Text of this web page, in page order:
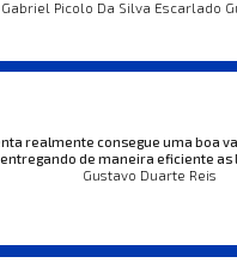
Gabriel Picolo Da Silva Escarlado
realmente consegue uma boa
entregando de maneira eficiente as
Gustavo Duarte Reis